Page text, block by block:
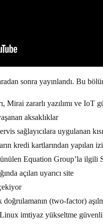
sonra yayınlandı. Bu
Mirai zararlı yazılımı ve IoT
aksaklıklar
sağlayıcılara uygulanan
kredi kartlarından yapılan
Equation Group’la ilgili
açılan uyarıcı site
(two-factor)
imtiyaz yükseltme